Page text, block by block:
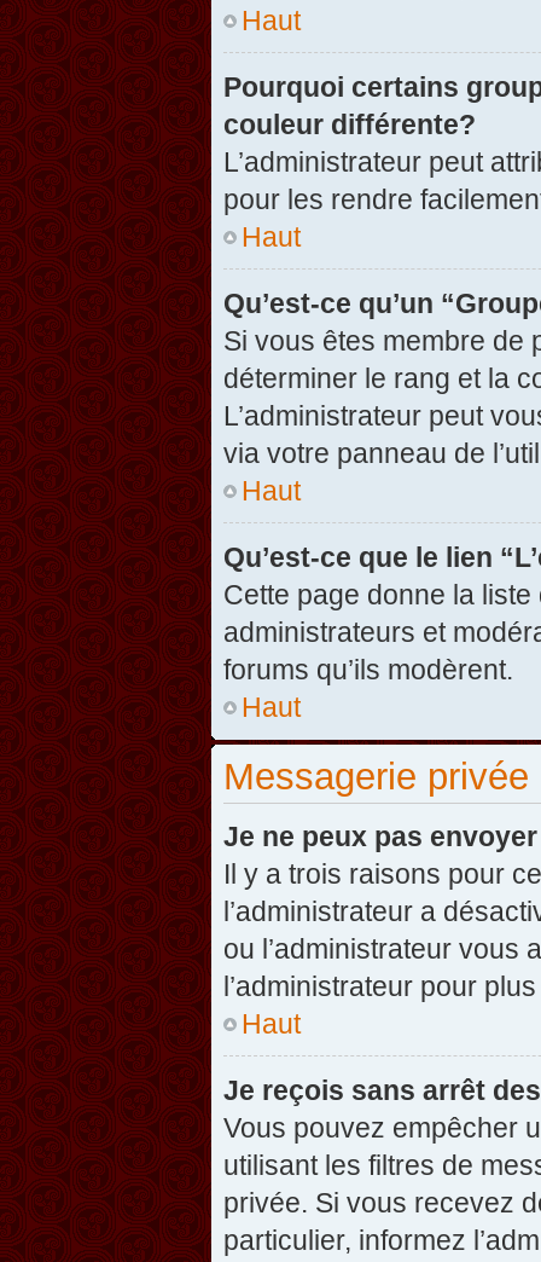
Haut
Pourquoi certains
couleur différente?
L’administrateur peut
pour les rendre
Haut
Qu’est-ce qu’un
Si vous êtes membre de
déterminer le rang et la
L’administrateur peut
via votre panneau de
Haut
Qu’est-ce que le lien
Cette page donne la
administrateurs et
forums qu’ils modèrent.
Haut
Messagerie privée
Je ne peux pas
Il y a trois raisons pour
l’administrateur a
ou l’administrateur vous
l’administrateur pour
Haut
Je reçois sans arrêt
Vous pouvez empêcher
utilisant les filtres de
privée. Si vous recevez
particulier, informez